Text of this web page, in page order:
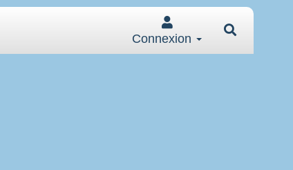
Connexion